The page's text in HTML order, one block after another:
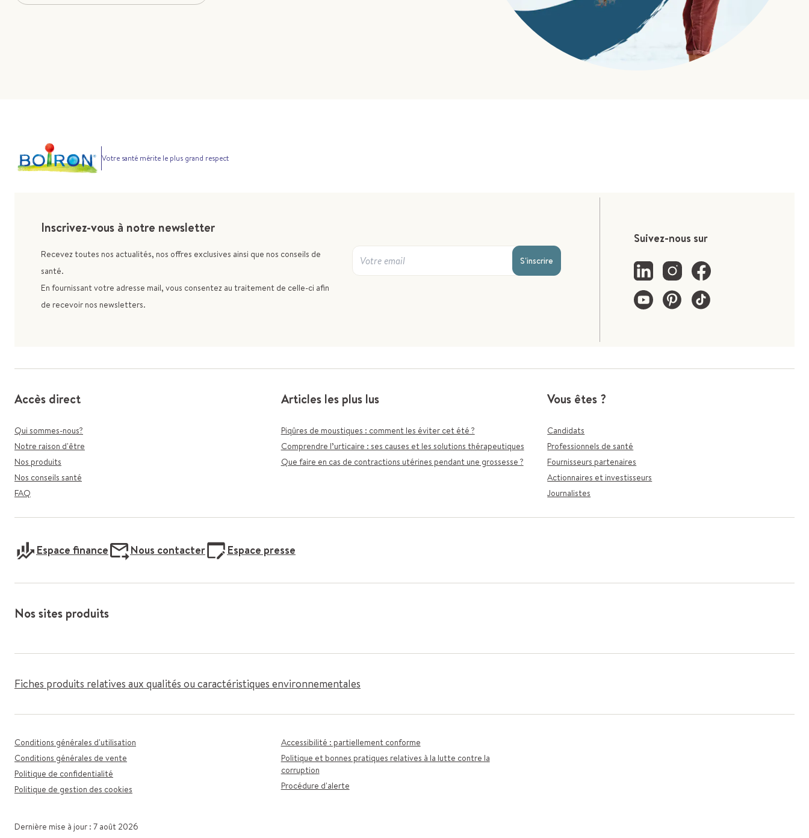
Votre santé mérite le plus grand respect
Inscrivez-vous à notre newsletter
Recevez toutes nos actualités, nos offres exclusives ainsi que nos conseils de
santé.
En fournissant votre adresse mail, vous consentez au traitement de celle-ci afin
de recevoir nos newsletters.
S'inscrire
Suivez-nous sur
Accès direct
Qui sommes-nous?
Notre raison d'être
Nos produits
Nos conseils santé
FAQ
Articles les plus lus
Piqûres de moustiques : comment les éviter cet été ?
Comprendre l’urticaire : ses causes et les solutions thérapeutiques
Que faire en cas de contractions utérines pendant une grossesse ?
Vous êtes ?
Candidats
Professionnels de santé
Fournisseurs partenaires
Actionnaires et investisseurs
Journalistes
Espace finance Nous contacter Espace presse
Nos sites produits
Fiches produits relatives aux qualités ou caractéristiques environnementales
Conditions générales d'utilisation
Conditions générales de vente
Politique de confidentialité
Politique de gestion des cookies
Accessibilité : partiellement conforme
Politique et bonnes pratiques relatives à la lutte contre la
corruption
Procédure d'alerte
Dernière mise à jour : 7 août 2026